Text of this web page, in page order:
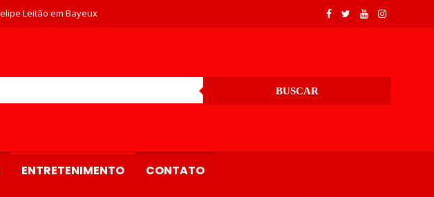
Leitão em Bayeux
BUSCAR
ENTRETENIMENTO CONTATO